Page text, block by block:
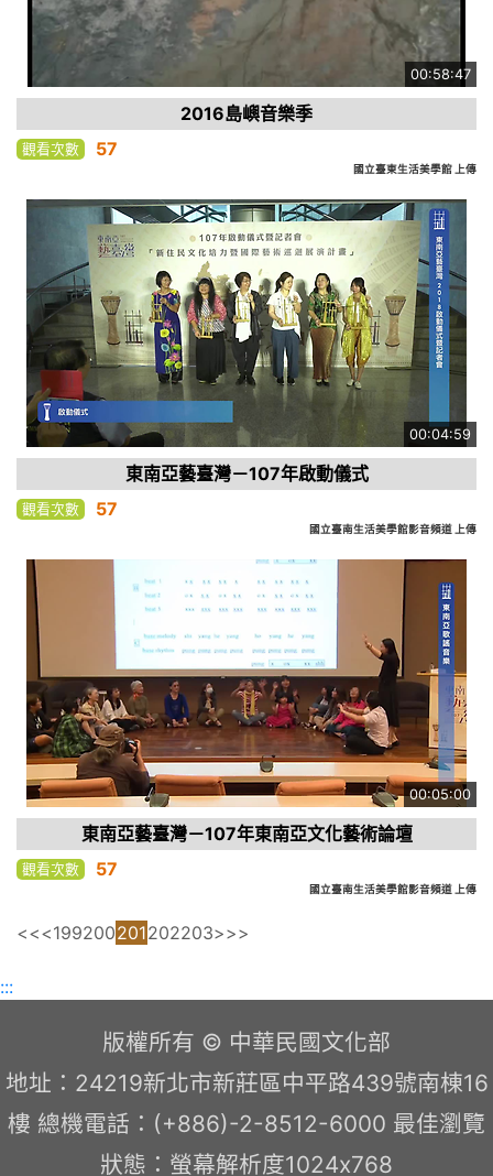
00:58:47
2016島嶼音樂季
觀看次數 57
國立臺東生活美學館 上傳
00:04:59
東南亞藝臺灣－107年啟動儀式
觀看次數 57
國立臺南生活美學館影音頻道 上傳
00:05:00
東南亞藝臺灣－107年東南亞文化藝術論壇
觀看次數 57
國立臺南生活美學館影音頻道 上傳
<<<199200201202203>>>
:::
版權所有 © 中華民國文化部
地址：24219新北市新莊區中平路439號南棟16
樓 總機電話：(+886)-2-8512-6000 最佳瀏覽
狀態：螢幕解析度1024x768